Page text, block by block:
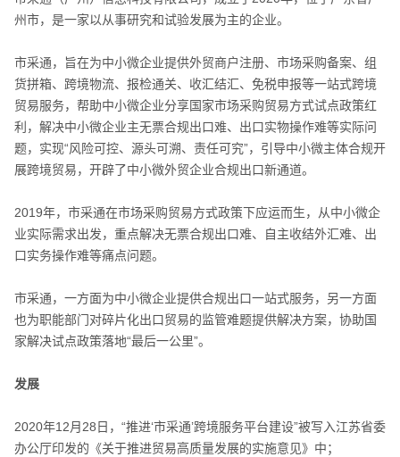
州市，是一家以从事研究和试验发展为主的企业。
市采通，旨在为中小微企业提供外贸商户注册、市场采购备案、组
货拼箱、跨境物流、报检通关、收汇结汇、免税申报等一站式跨境
贸易服务，帮助中小微企业分享国家市场采购贸易方式试点政策红
利，解决中小微企业主无票合规出口难、出口实物操作难等实际问
题，实现“风险可控、源头可溯、责任可究”，引导中小微主体合规开
展跨境贸易，开辟了中小微外贸企业合规出口新通道。
2019年，市采通在市场采购贸易方式政策下应运而生，从中小微企
业实际需求出发，重点解决无票合规出口难、自主收结外汇难、出
口实务操作难等痛点问题。
市采通，一方面为中小微企业提供合规出口一站式服务，另一方面
也为职能部门对碎片化出口贸易的监管难题提供解决方案，协助国
家解决试点政策落地“最后一公里”。
发展
2020年12月28日，“推进‘市采通’跨境服务平台建设”被写入江苏省委
办公厅印发的《关于推进贸易高质量发展的实施意见》中；